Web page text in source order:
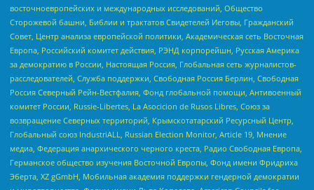
восточноевропейских и международных исследований, Общество
Сторожевой башни, Библии и трактатов Свидетелей Иеговы, Гражданский
Совет, Центр анализа европейской политики, Академическая сеть Восточная
Европа, Российский комитет действия, РЭНД корпорейшн, Русская Америка
за демократию в России, Настоящая Россия, Глобальная сеть журналистов-
расследователей, Служба поддержки, Свободная Россия Берлин, Свободная
Россия Северный Рейн-Вестфалия, Фонд глобальной помощи, Антивоенный
комитет России, Russie-Libertes, La Asocicion de Rusos Libres, Союз за
возвращение Северных территорий, Крымскотатарский Ресурсный Центр,
Глобальный союз IndustriALL, Russian Election Monitor, Article 19, Мнение
медиа, Федерация анархического черного креста, Радио Свободная Европа,
Германское общество изучения Восточной Европы, Фонд имени Фридриха
Эберта, XZ gGmbH, Мобильная академия поддержки гендерной демократии